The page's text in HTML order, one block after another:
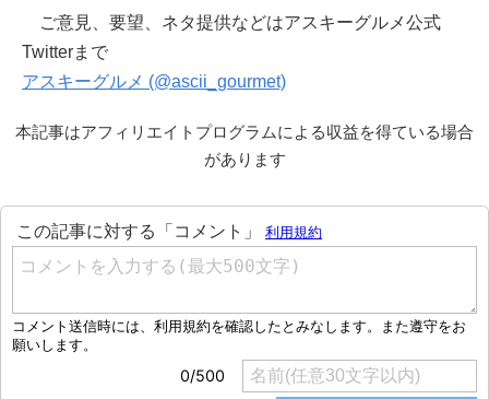
ご意見、要望、ネタ提供などはアスキーグルメ公式
Twitterまで
アスキーグルメ (@ascii_gourmet)
本記事はアフィリエイトプログラムによる収益を得ている場合
があります